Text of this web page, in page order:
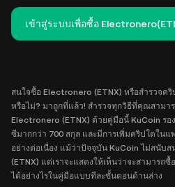
เข้าสู่ระบบเพื่อซื้อ
สนใจซื้อ Electronero (ETNX) หรือสำรวจคริ
หรือไม่? มาถูกที่แล้ว! สำรวจทุกวิธีที่คุณสามา
Electronero (ETNX) ด้วยคู่มือนี้ KuCoin รอ
ซีมากกว่า 700 สกุล และมีการเพิ่มคริปโตในแ
อย่างต่อเนื่อง แม้ว่าปัจจุบัน KuCoin ไม่สนับ
(ETNX) แต่เราจะแสดงให้เห็นว่าจะสามารถ
ได้อย่างไรในคู่มือแบบทีละขั้นตอนด้านล่าง